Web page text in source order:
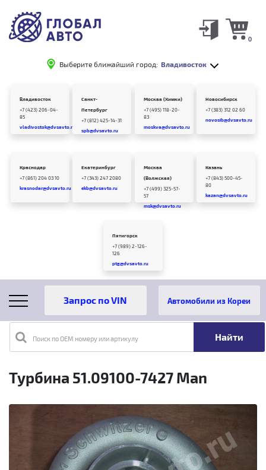
Выберите ближайший город: Владивосток
0
Владивосток
+7 (423) 206-04-
85
vladivostok@dvsavto.ru
Санкт-
Петербург
+7 (812) 425-14-31
spb@dvsavto.ru
Москва (Химки)
+7 (495) 118-20-
83
moskva@dvsavto.ru
Новосибирск
+7 (383) 312 02 60
novosib@dvsavto.ru
Краснодар
+7 (861) 204 03 10
krasnodar@dvsavto.ru
Екатеринбург
+7 (343) 247 2080
ekb@dvsavto.ru
Москва
(Волжская)
+7 (499) 325-57-
57
msk@dvsavto.ru
Казань
+7 (843) 500-45-
80
kazan@dvsavto.ru
Пятигорск
+7 (989) 2-126-
126
ptg@dvsavto.ru
Поиск по OEM номеру или артикулу
Автомобили из Кореи
Главная Каталог товаров Турбина 51.09100-7427 Man
Турбина 51.09100-7427 Man